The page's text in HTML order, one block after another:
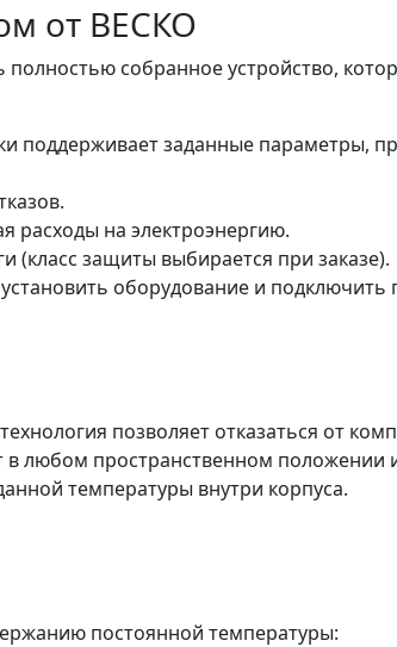
от ВЕСКО
собранное устройство,
поддерживает заданные параметры,
расходы на электроэнергию.
(класс защиты выбирается при заказе).
оборудование и подключить
позволяет отказаться от
любом пространственном положении
температуры внутри корпуса.
постоянной температуры: